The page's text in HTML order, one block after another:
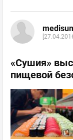
«Сушия»
пищевой